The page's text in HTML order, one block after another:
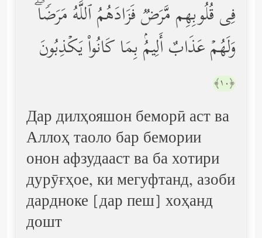
فِی قُلُوبِهِم مَّرَضࣱ فَزَادَهُمُ ٱللَّهُ مَرَضࣰاۖ
وَلَهُمۡ عَذَابٌ أَلِیمُۢ بِمَا كَانُواْ یَكۡذِبُونَ
﴿١٠﴾
Дар дилҳояшон беморӣ аст ва
Аллоҳ таоло бар бемории
онон афзудааст ва ба хотири
дурӯғҳое, ки мегуфтанд, азоби
дардноке [дар пеш] хоҳанд
дошт